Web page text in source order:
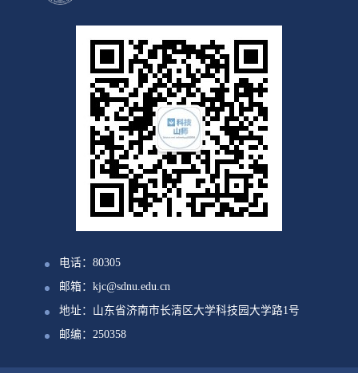
电话：80305
邮箱：kjc@sdnu.edu.cn
地址：山东省济南市长清区大学科技园大学路1号
邮编：250358